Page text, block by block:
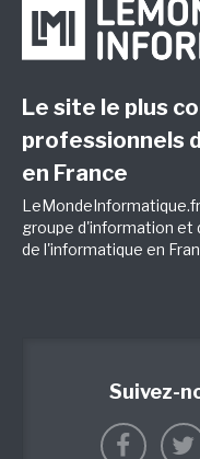
Le site le plus
professionnels
en France
groupe d'information et
de l'informatique en
Suivez-